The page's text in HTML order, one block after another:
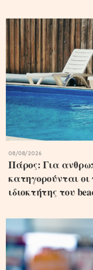
08/08/2026
Πάρος: Για
κατηγορούνται οι
ιδιοκτήτης του